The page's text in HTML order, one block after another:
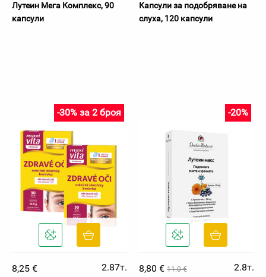
Лутеин Мега Комплекс, 90
капсули
Капсули за подобряване на
слуха, 120 капсули
-30% за 2 броя
8,25 €
2.87т.
8,80 € 11.0 €
-20%
2.8т.